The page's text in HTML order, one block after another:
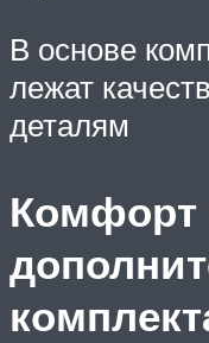
В основе
лежат
деталям
Комфорт